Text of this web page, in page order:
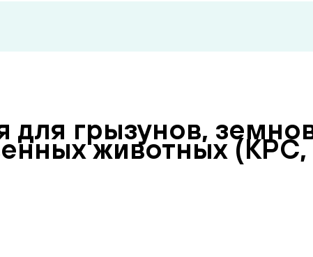
грызунов,
животных